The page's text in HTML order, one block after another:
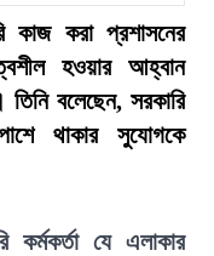
কাজ করা প্রশাসনের
হওয়ার আহ্বান
তিনি বলেছেন, সরকারি
থাকার সুযোগকে
যে এলাকার